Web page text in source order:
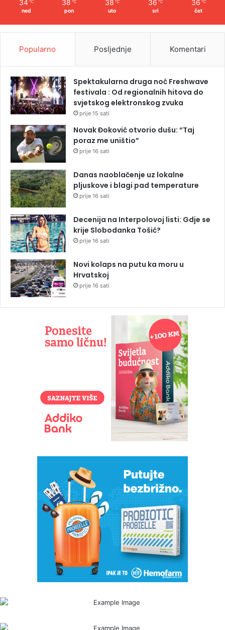
34 ℃
ned
38 ℃
pon
38 ℃
uto
36 ℃
sri
36 ℃
čet
Popularno Posljednje Komentari
Spektakularna druga noć Freshwave
festivala : Od regionalnih hitova do
svjetskog elektronskog zvuka
prije 15 sati
Novak Đoković otvorio dušu: “Taj
poraz me uništio”
prije 16 sati
Danas naoblačenje uz lokalne
pljuskove i blagi pad temperature
prije 16 sati
Decenija na Interpolovoj listi: Gdje se
krije Slobodanka Tošić?
prije 16 sati
Novi kolaps na putu ka moru u
Hrvatskoj
prije 16 sati